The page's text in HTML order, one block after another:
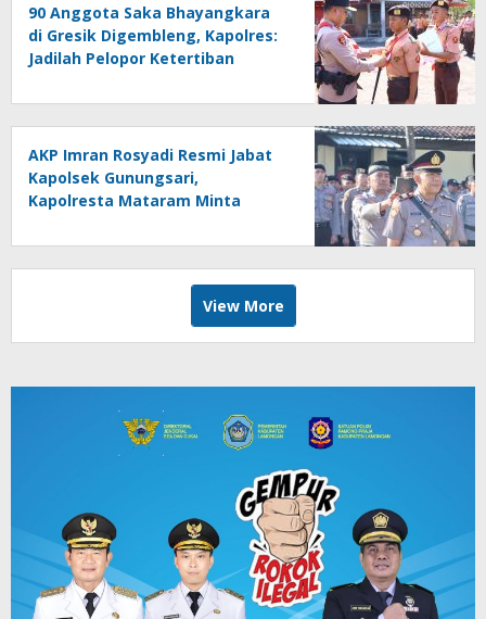
90 Anggota Saka Bhayangkara
di Gresik Digembleng, Kapolres:
Jadilah Pelopor Ketertiban
AKP Imran Rosyadi Resmi Jabat
Kapolsek Gunungsari,
Kapolresta Mataram Minta
View More